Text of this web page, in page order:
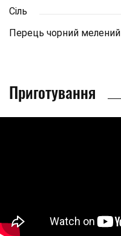
Сіль
Перець чорний мелений
Приготування